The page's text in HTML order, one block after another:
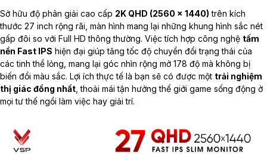
Sở hữu độ phân giải cao cấp 2K QHD (2560 x 1440) trên kích
thước 27 inch rộng rãi, màn hình mang lại những khung hình sắc nét
gấp đôi so với Full HD thông thường. Việc tích hợp công nghệ tấm
nền Fast IPS hiện đại giúp tăng tốc độ chuyển đổi trạng thái của
các tinh thể lỏng, mang lại góc nhìn rộng mở 178 độ mà không bị
biến đổi màu sắc. Lợi ích thực tế là bạn sẽ có được một trải nghiệm
thị giác đồng nhất , thoải mái tận hưởng thế giới game sống động ở
mọi tư thế ngồi làm việc hay giải trí.